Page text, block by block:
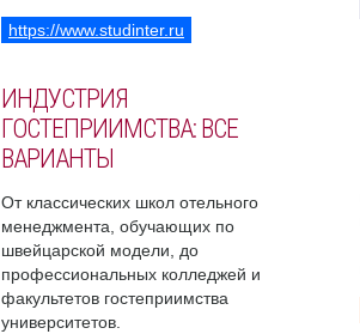
https://www.studinter.ru
ИНДУСТРИЯ
ГОСТЕПРИИМСТВА: ВСЕ
ВАРИАНТЫ
От классических школ отельного
менеджмента, обучающих по
швейцарской модели, до
профессиональных колледжей и
факультетов гостеприимства
университетов.